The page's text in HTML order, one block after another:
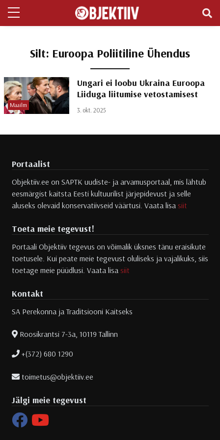
Silt: Euroopa Poliitiline Ühendus
Maailm
Ungari ei loobu Ukraina Euroopa
Liiduga liitumise vetostamisest
3. okt. 2025
Portaalist
Objektiiv.ee on SAPTK uudiste- ja arvamusportaal, mis lähtub
eesmärgist kaitsta Eesti kultuurilist järjepidevust ja selle
aluseks olevaid konservatiivseid väärtusi. Vaata lisa siit
Toeta meie tegevust!
Portaali Objektiiv tegevus on võimalik üksnes tänu eraisikute
toetusele. Kui peate meie tegevust oluliseks ja vajalikuks, siis
toetage meie püüdlusi. Vaata lisa siit
Kontakt
SA Perekonna ja Traditsiooni Kaitseks
Roosikrantsi 7-3a, 10119 Tallinn
+(372) 680 1290
toimetus@objektiiv.ee
Jälgi meie tegevust